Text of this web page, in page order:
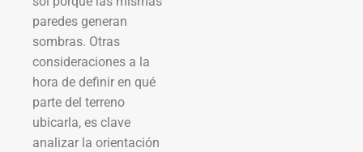
paredes generan
sombras. Otras
consideraciones a la
hora de definir en qué
parte del terreno
ubicarla, es clave
analizar la orientación